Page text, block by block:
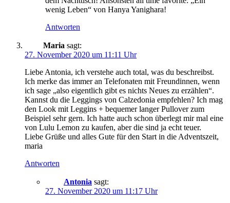
wenig Leben“ von Hanya Yanighara!
Antworten
Maria sagt:
27. November 2020 um 11:11 Uhr
Liebe Antonia, ich verstehe auch total, was du beschreibst.
Ich merke das immer an Telefonaten mit Freundinnen, wenn
ich sage „also eigentlich gibt es nichts Neues zu erzählen“.
Kannst du die Leggings von Calzedonia empfehlen? Ich mag
den Look mit Leggins + bequemer langer Pullover zum
Beispiel sehr gern. Ich hatte auch schon überlegt mir mal eine
von Lulu Lemon zu kaufen, aber die sind ja echt teuer.
Liebe Grüße und alles Gute für den Start in die Adventszeit,
maria
Antworten
Antonia sagt:
27. November 2020 um 11:17 Uhr